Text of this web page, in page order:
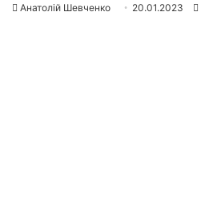
Анатолій Шевченко 20.01.2023